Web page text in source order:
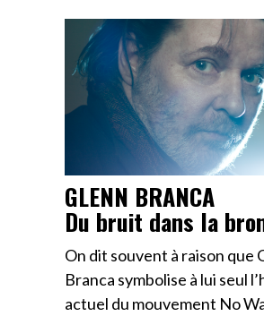
GLENN BRANCA
Du bruit dans la
On dit souvent à raison que
Branca symbolise à lui seul
actuel du mouvement No